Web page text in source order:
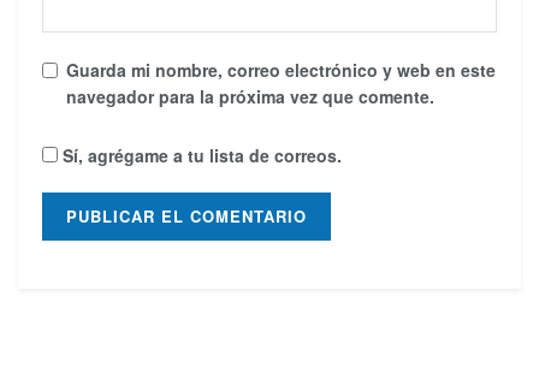
Guarda mi nombre, correo electrónico y web en este
navegador para la próxima vez que comente.
Sí, agrégame a tu lista de correos.